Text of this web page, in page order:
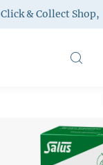
Click & Collect Shop,